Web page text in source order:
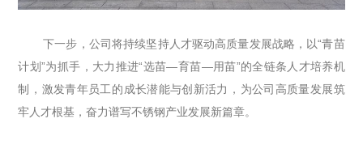
下一步，公司将持续坚持人才驱动高质量发展战略，以“青苗
计划”为抓手，大力推进“选苗—育苗—用苗”的全链条人才培养机
制，激发青年员工的成长潜能与创新活力，为公司高质量发展筑
牢人才根基，奋力谱写不锈钢产业发展新篇章。